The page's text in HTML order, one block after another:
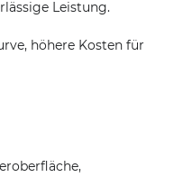
Leistung.
höhere Kosten für